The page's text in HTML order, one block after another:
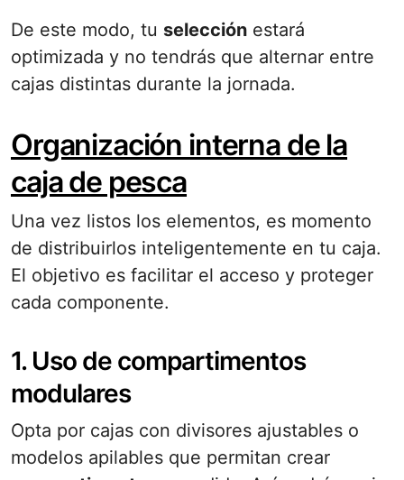
De este modo, tu selección estará
optimizada y no tendrás que alternar entre
cajas distintas durante la jornada.
Organización interna de la
caja de pesca
Una vez listos los elementos, es momento
de distribuirlos inteligentemente en tu caja.
El objetivo es facilitar el acceso y proteger
cada componente.
1. Uso de compartimentos
modulares
Opta por cajas con divisores ajustables o
modelos apilables que permitan crear